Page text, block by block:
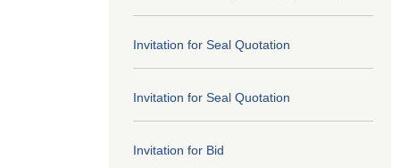
Invitation for Seal Quotation
Invitation for Seal Quotation
Invitation for Bid